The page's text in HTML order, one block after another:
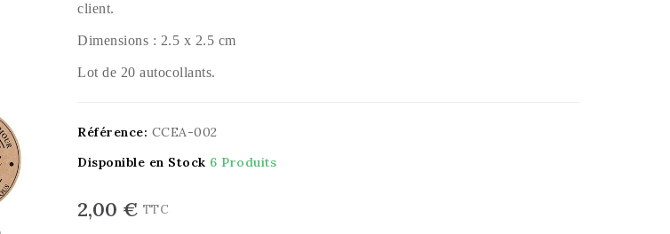
client.
Dimensions : 2.5 x 2.5 cm
Lot de 20 autocollants.
Référence: CCEA-002
Disponible en Stock 6 Produits
2,00 € TTC